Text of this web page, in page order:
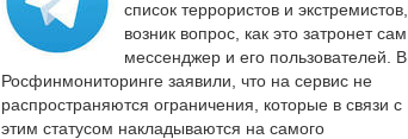
список террористов и экстремистов,
возник вопрос, как это затронет сам
мессенджер и его пользователей. В
Росфинмониторинге заявили, что на сервис не
распространяются ограничения, которые в связи с
этим статусом накладываются на самого